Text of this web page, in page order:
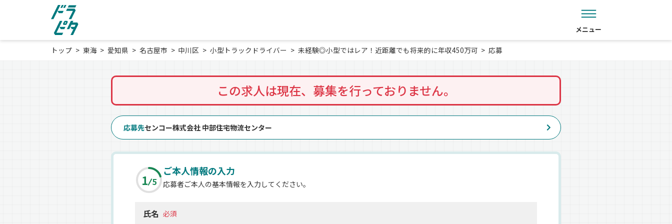
メニュー
トップ 東海 愛知県 名古屋市 中川区 小型トラックドライバー 未経験◎小型ではレア！近距離でも将来的に年収450万可 応募
この求人は現在、募集を行っておりません。
応募先センコー株式会社 中部住宅物流センター
1 5
ご本人情報の入力
応募者ご本人の基本情報を入力してください。
氏名 必須